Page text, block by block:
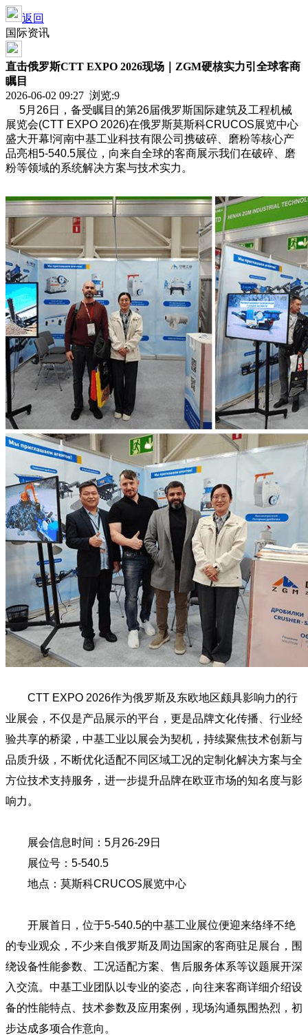
返回
国际资讯
直击俄罗斯CTT EXPO 2026现场｜ZGM硬核实力引全球客商
瞩目
2026-06-02 09:27 浏览:9
5月26日，备受瞩目的第26届俄罗斯国际建筑及工程机械
展览会(CTT EXPO 2026)在俄罗斯莫斯科CRUCOS展览中心
盛大开幕!河南中基工业科技有限公司携破碎、磨粉等核心产
品亮相5-540.5展位，向来自全球的客商展示我们在破碎、磨
粉等领域的系统解决方案与技术实力。
CTT EXPO 2026作为俄罗斯及东欧地区颇具影响力的行
业展会，不仅是产品展示的平台，更是品牌文化传播、行业经
验共享的桥梁，中基工业以展会为契机，持续聚焦技术创新与
品质升级，不断优化适配不同区域工况的定制化解决方案与全
方位技术支持服务，进一步提升品牌在欧亚市场的知名度与影
响力。
展会信息时间：5月26-29日
展位号：5-540.5
地点：莫斯科CRUCOS展览中心
开展首日，位于5-540.5的中基工业展位便迎来络绎不绝
的专业观众，不少来自俄罗斯及周边国家的客商驻足展台，围
绕设备性能参数、工况适配方案、售后服务体系等议题展开深
入交流。中基工业团队以专业的姿态，向往来客商详细介绍设
备的性能特点、技术参数及应用案例，现场沟通氛围热烈，初
步达成多项合作意向。